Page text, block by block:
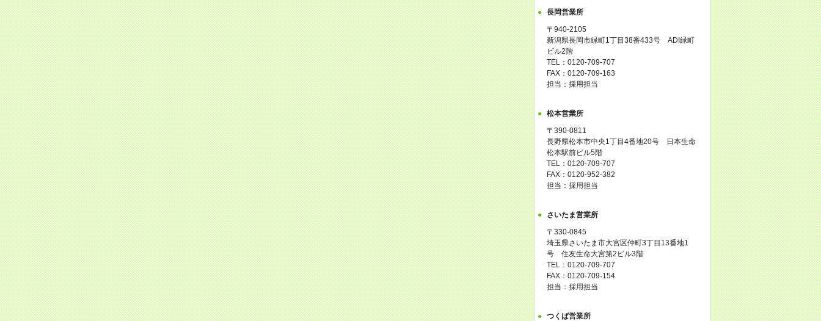
長岡営業所
〒940-2105
新潟県長岡市緑町1丁目38番433号 ADI緑町
ビル2階
TEL：0120-709-707
FAX：0120-709-163
担当：採用担当
松本営業所
〒390-0811
長野県松本市中央1丁目4番地20号 日本生命
松本駅前ビル5階
TEL：0120-709-707
FAX：0120-952-382
担当：採用担当
さいたま営業所
〒330-0845
埼玉県さいたま市大宮区仲町3丁目13番地1
号 住友生命大宮第2ビル3階
TEL：0120-709-707
FAX：0120-709-154
担当：採用担当
つくば営業所